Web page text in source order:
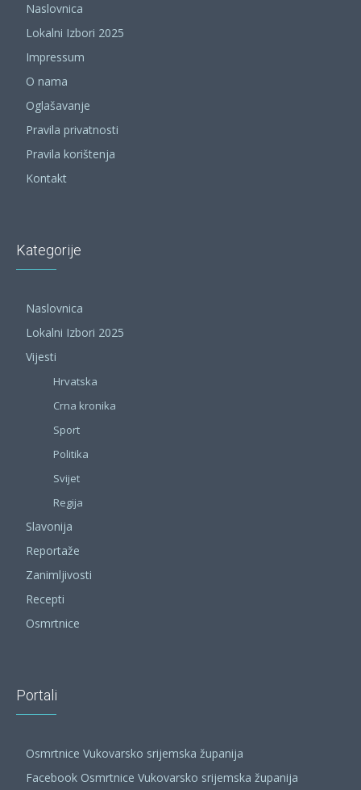
Naslovnica
Lokalni Izbori 2025
Impressum
O nama
Oglašavanje
Pravila privatnosti
Pravila korištenja
Kontakt
Kategorije
Naslovnica
Lokalni Izbori 2025
Vijesti
Hrvatska
Crna kronika
Sport
Politika
Svijet
Regija
Slavonija
Reportaže
Zanimljivosti
Recepti
Osmrtnice
Portali
Osmrtnice Vukovarsko srijemska županija
Facebook Osmrtnice Vukovarsko srijemska županija